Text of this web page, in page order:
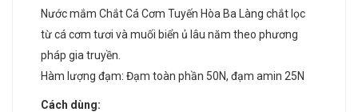
Nước mắm Chắt Cá Cơm Tuyến Hòa Ba Làng chắt lọc
từ cá cơm tươi và muối biển ủ lâu năm theo phương
pháp gia truyền.
Hàm lượng đạm: Đạm toàn phần 50N, đạm amin 25N
Cách dùng: